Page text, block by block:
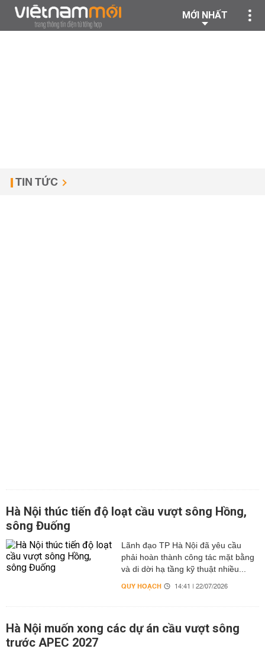
MỚI NHẤT
TIN TỨC
Hà Nội thúc tiến độ loạt cầu vượt sông Hồng,
sông Đuống
Lãnh đạo TP Hà Nội đã yêu cầu
phải hoàn thành công tác mặt bằng
và di dời hạ tầng kỹ thuật nhiều...
QUY HOẠCH 14:41 | 22/07/2026
Hà Nội muốn xong các dự án cầu vượt sông
trước APEC 2027